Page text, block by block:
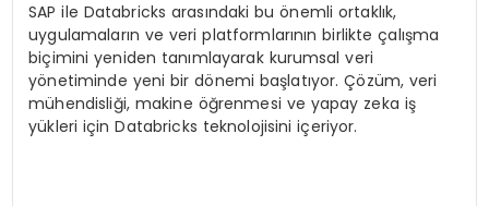
SAP ile Databricks arasındaki bu önemli ortaklık,
uygulamaların ve veri platformlarının birlikte çalışma
biçimini yeniden tanımlayarak kurumsal veri
yönetiminde yeni bir dönemi başlatıyor. Çözüm, veri
mühendisliği, makine öğrenmesi ve yapay zeka iş
yükleri için Databricks teknolojisini içeriyor.